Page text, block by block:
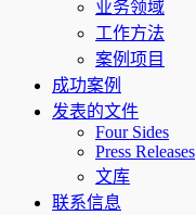
业务领域
工作方法
案例项目
成功案例
发表的文件
Four Sides
Press Releases
文库
联系信息